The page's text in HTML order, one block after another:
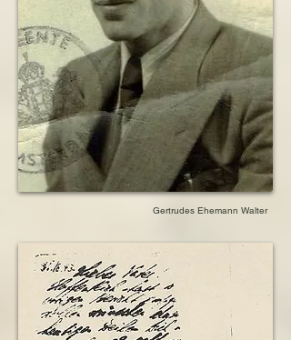
Gertrudes Ehemann Walter